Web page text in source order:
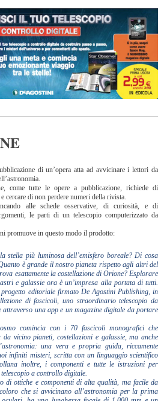
di un’opera atta ad avvicinare i lettori da
come tutte le opere a pubblicazione, richiede di
cercare di non perdere numeri della rivista.
alle schede osservative, di curiosità, e di
le parti di un telescopio computerizzato da
promuove in questo modo il prodotto:
stella più luminosa dell’emisfero boreale? Di cosa
è grande il nostro pianeta rispetto agli altri del
esattamente la costellazione di Orione? Esplorare
e galassie ora è un’impresa alla portata di tutti.
editoriale firmato De Agostini Publishing, in
di fascicoli, uno straordinario telescopio da
una app e un magazine digitale da portare
comincia con i 70 fascicoli monografici che
da vicino pianeti, costellazioni e galassie, ma anche
una vera e propria guida, riccamente
infiniti misteri, scritta con un linguaggio scientifico
inoltre, i componenti e tutte le istruzioni per
a controllo digitale.
di ottiche e componenti di alta qualità, ma facile da
che si avvicinano all’astronomia per la prima